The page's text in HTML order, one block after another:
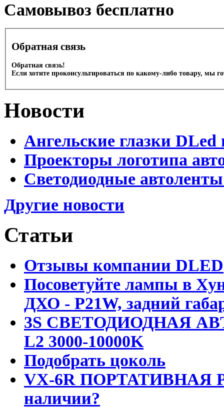
Cамовывоз бесплатно
Обратная связь
Обратная связь!
Если хотите проконсультироваться по какому-либо товару, мы
Новости
Ангельские глазки DLed
Проекторы логотипа
Светодиодные
Другие новости
Статьи
Отзывы компании DLED
Посоветуйте лампы в
ДХО - P21W, задний
3S СВЕТОДИОДНАЯ
L2 3000-10000K
Подобрать цоколь
VX-6R ПОРТАТИВНАЯ
наличии?